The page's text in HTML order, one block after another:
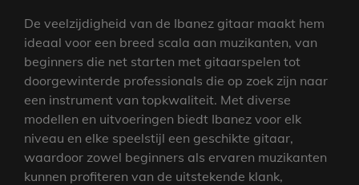
De veelzijdigheid van de Ibanez gitaar maakt hem
ideaal voor een breed scala aan muzikanten, van
beginners die net starten met gitaarspelen tot
doorgewinterde professionals die op zoek zijn naar
een instrument van topkwaliteit. Met diverse
modellen en uitvoeringen biedt Ibanez voor elk
niveau en elke speelstijl een geschikte gitaar,
waardoor zowel beginners als ervaren muzikanten
kunnen profiteren van de uitstekende klank,